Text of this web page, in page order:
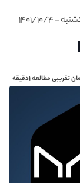
تقریبی مطالعه۱دقیقه